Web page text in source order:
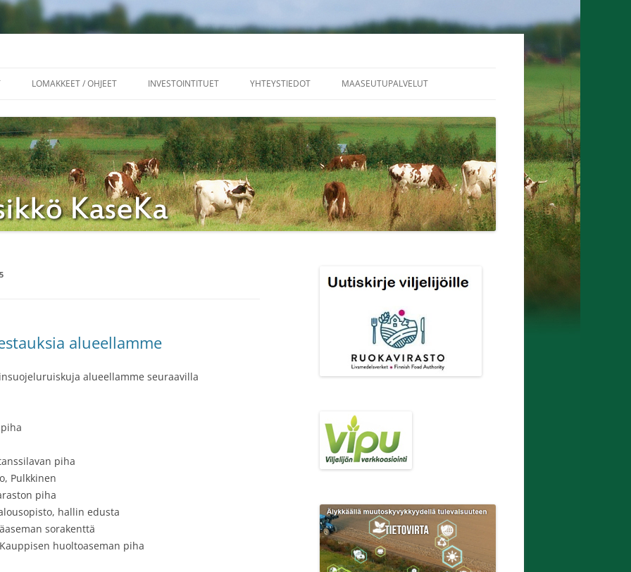
LOMAKKEET / OHJEET INVESTOINTITUET YHTEYSTIEDOT MAASEUTUPALVELUT
alueellamme
alueellamme seuraavilla
piha
Pulkkinen
piha
hallin edusta
sorakenttä
huoltoaseman piha